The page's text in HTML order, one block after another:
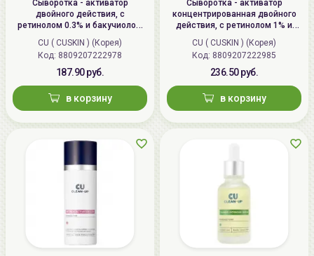
Сыворотка - активатор
двойного действия, с
ретинолом 0.3% и бакучиолом
0.75% | 30мл | CUSKIN CU CLEAN-
UP Dual Activator Retinol 0.3%
Bakuchiol 0.75%
CU ( CUSKIN ) (Корея)
Код: 8809207222978
187.90 руб.
в корзину
Сыворотка - активатор
концентрированная двойного
действия, с ретинолом 1% и
бакучиолом 0.75% | 30мл |
CUSKIN CU CLEAN-UP Dual
Activator Retinol 1% Bakuchiol
0.75%
CU ( CUSKIN ) (Корея)
Код: 8809207222985
236.50 руб.
в корзину